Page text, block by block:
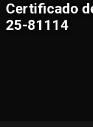
Certificado
25-81114